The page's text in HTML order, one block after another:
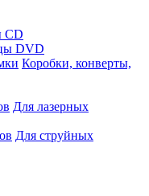
CD
DVD
Коробки, конверты,
Для лазерных
Для струйных